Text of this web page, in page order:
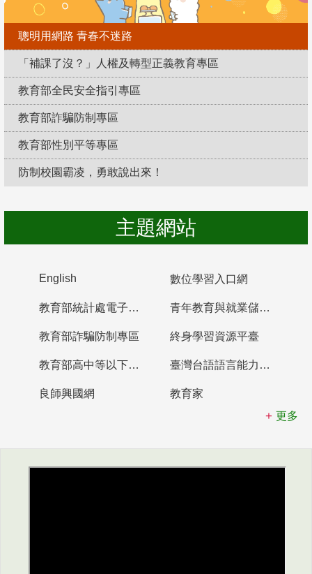
聰明用網路 青春不迷路
「補課了沒？」人權及轉型正義教育專區
教育部全民安全指引專區
教育部詐騙防制專區
教育部性別平等專區
防制校園霸凌，勇敢說出來！
主題網站
English 數位學習入口網
教育部統計處電子書櫃 青年教育與就業儲蓄帳戶
教育部詐騙防制專區 終身學習資源平臺
教育部高中等以下學校及幼兒園教師資格檢定考試 臺灣台語語言能力認證網站
良師興國網
教育家
更多